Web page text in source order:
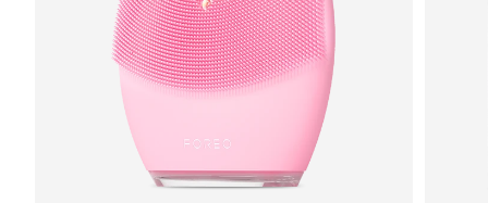
Казахстан
Ожидаемая дата доставки
Ожидаемая дата доставки
Ожидаемая дата доставки